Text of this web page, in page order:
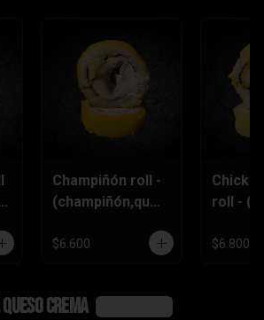
Champiñón roll -
(champiñón,ques
$6.600
roll -
piñón)
$6.800
crema